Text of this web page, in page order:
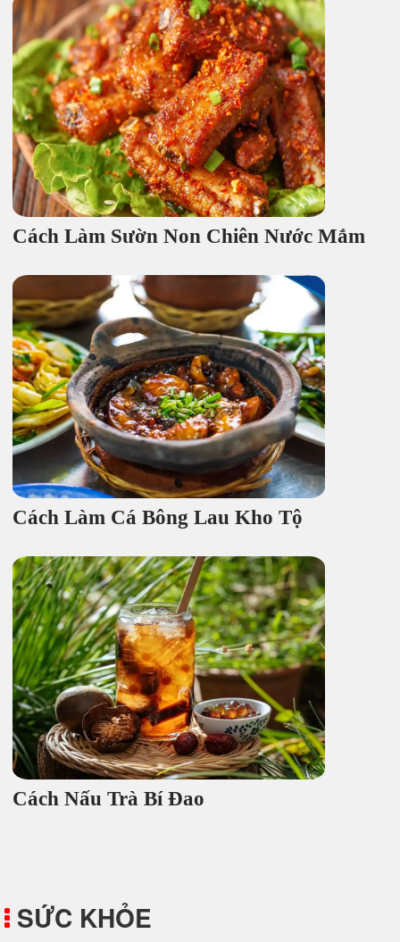
Cách Làm Sườn Non Chiên Nước Mắm
Cách Làm Cá Bông Lau Kho Tộ
Cách Nấu Trà Bí Đao
SỨC KHỎE